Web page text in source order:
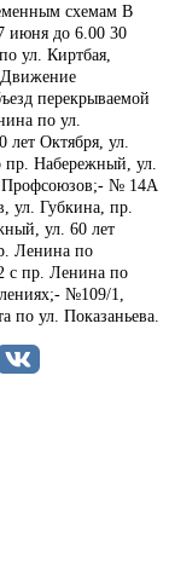
схемам В
июня до 6.00 30
ул. Киртбая,
Движение
перекрываемой
по ул.
Октября, ул.
Набережный, ул.
Профсоюзов;- № 14А
ул. Губкина, пр.
ул. 60 лет
Ленина по
с пр. Ленина по
№109/1,
по ул. Показаньева.